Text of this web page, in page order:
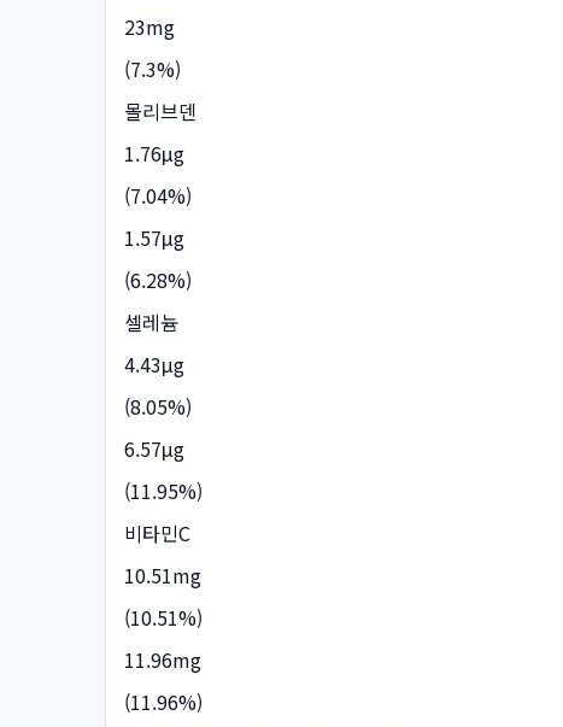
23mg
(7.3%)
몰리브덴
1.76μg
(7.04%)
1.57μg
(6.28%)
셀레늄
4.43μg
(8.05%)
6.57μg
(11.95%)
비타민C
10.51mg
(10.51%)
11.96mg
(11.96%)